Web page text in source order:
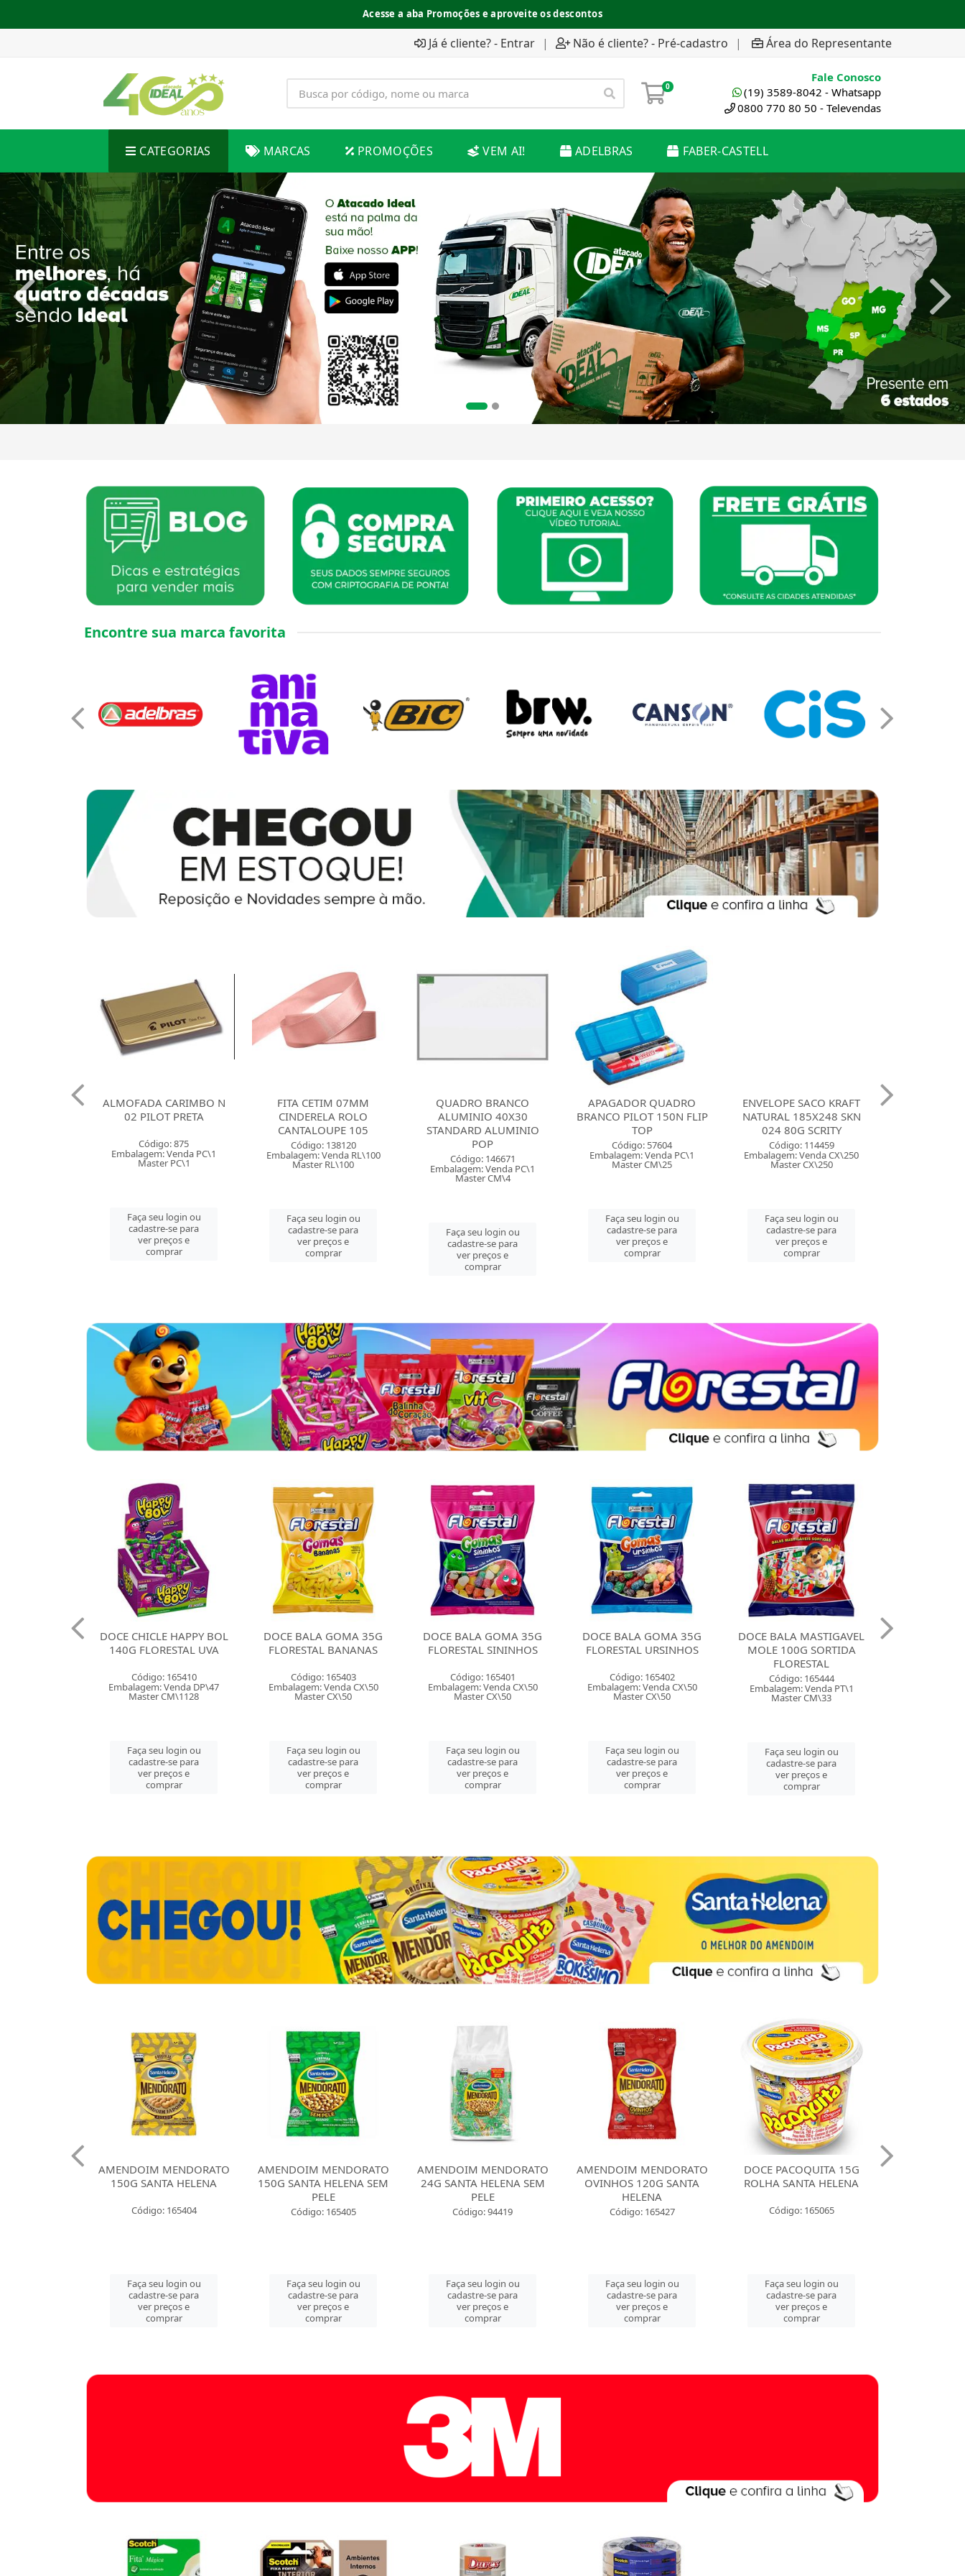
Acesse a aba Promoções e aproveite os descontos
Já é cliente? - Entrar | Não é cliente? - Pré-cadastro | Área do Representante
0
Fale Conosco
(19) 3589-8042 - Whatsapp
0800 770 80 50 - Televendas
CATEGORIAS MARCAS PROMOÇÕES VEM AI! ADELBRAS FABER-CASTELL
Encontre sua marca favorita
ALMOFADA CARIMBO N
02 PILOT PRETA
Código: 875
Embalagem: Venda PC\1
Master PC\1
Faça seu login ou
cadastre-se para
ver preços e
comprar
FITA CETIM 07MM
CINDERELA ROLO
CANTALOUPE 105
Código: 138120
Embalagem: Venda RL\100
Master RL\100
Faça seu login ou
cadastre-se para
ver preços e
comprar
QUADRO BRANCO
ALUMINIO 40X30
STANDARD ALUMINIO
POP
Código: 146671
Embalagem: Venda PC\1
Master CM\4
Faça seu login ou
cadastre-se para
ver preços e
comprar
APAGADOR QUADRO
BRANCO PILOT 150N FLIP
TOP
Código: 57604
Embalagem: Venda PC\1
Master CM\25
Faça seu login ou
cadastre-se para
ver preços e
comprar
ENVELOPE SACO KRAFT
NATURAL 185X248 SKN
024 80G SCRITY
Código: 114459
Embalagem: Venda CX\250
Master CX\250
Faça seu login ou
cadastre-se para
ver preços e
comprar
DOCE BALA GOMA 35G
FLORESTAL BANANAS
Código: 165403
Embalagem: Venda CX\50
Master CX\50
Faça seu login ou
cadastre-se para
ver preços e
comprar
DOCE BALA GOMA 35G
FLORESTAL SININHOS
Código: 165401
Embalagem: Venda CX\50
Master CX\50
Faça seu login ou
cadastre-se para
ver preços e
comprar
DOCE BALA GOMA 35G
FLORESTAL URSINHOS
Código: 165402
Embalagem: Venda CX\50
Master CX\50
Faça seu login ou
cadastre-se para
ver preços e
comprar
DOCE BALA MASTIGAVEL
MOLE 100G SORTIDA
Código: 165444
Embalagem: Venda PT\1
Master CM\33
Faça seu login ou
cadastre-se para
ver preços e
comprar
DOCE BALA MASTIGAVEL
ZOLLE 100G FRAMBOESA
FLORESTAL
Código: 165443
Embalagem: Venda PT\1
Master CM\33
Faça seu login ou
cadastre-se para
ver preços e
comprar
MENDORATO
AMENDOIM MENDORATO
150G SANTA HELENA SEM
Código: 165405
Faça seu login ou
cadastre-se para
ver preços e
comprar
AMENDOIM MENDORATO
24G SANTA HELENA SEM
PELE
Código: 94419
Faça seu login ou
cadastre-se para
ver preços e
comprar
AMENDOIM MENDORATO
OVINHOS 120G SANTA
HELENA
Código: 165427
Faça seu login ou
cadastre-se para
ver preços e
comprar
DOCE PACOQUITA 15G
ROLHA SANTA HELENA
Código: 165065
Faça seu login ou
cadastre-se para
ver preços e
comprar
DOCE PACOQUITA 18G
QUADRADA COM 12
Código: 165431
Faça seu login ou
cadastre-se para
ver preços e
comprar